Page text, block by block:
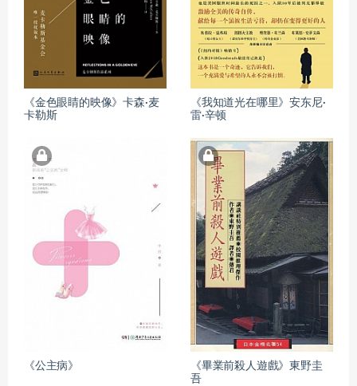
《金色眼睛的映像》卡森·麦
卡勒斯
《我知道光在哪里》安东尼·
雷·辛顿
《公主病》
《畢業前殺人遊戲》東野圭
吾